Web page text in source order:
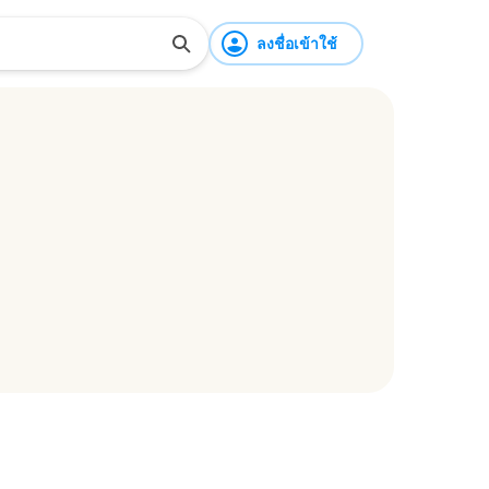
ลงชื่อเข้าใช้